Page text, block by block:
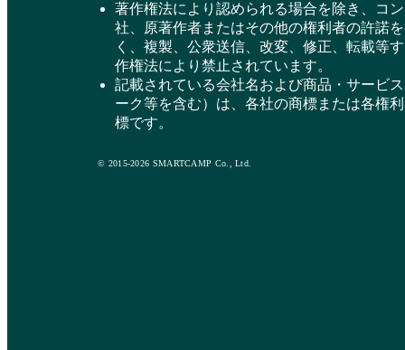
著作権法により認められる場合を除き、コ
社、原著作者またはその他の権利者の許諾
く、複製、公衆送信、改変、修正、転載等
作権法により禁止されています。
記載されている会社名および商品・サービ
ーク等を含む）は、各社の商標または各権
標です。
© 2015-2026 SMARTCAMP Co., Ltd.